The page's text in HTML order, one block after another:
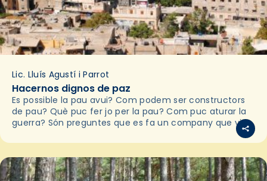
Lic. Lluís Agustí i Parrot
Hacernos dignos de paz
Es possible la pau avui? Com podem ser constructors
de pau? Què puc fer jo per la pau? Com puc aturar la
guerra? Són preguntes que es fa un company que viu…